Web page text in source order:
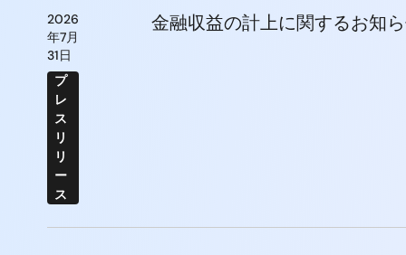
2026
年7月
31日
プ
レ
ス
リ
リ
ー
ス
金融収益の計上に関するお知